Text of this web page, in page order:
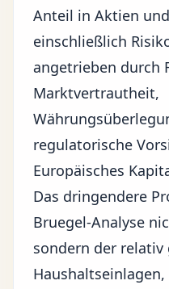
Anteil in Aktien
einschließlich
angetrieben durch
Marktvertrautheit,
regulatorische
Europäisches
Das dringendere
Bruegel-Analyse
sondern der